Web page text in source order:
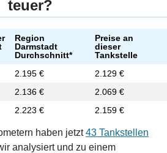
teuer?
Region
Darmstadt
Durchschnitt*
Preise an
dieser
Tankstelle
2.195 €
2.129 €
2.136 €
2.069 €
2.223 € 2.159 €
haben jetzt43 Tankstellen
analysiert und zu einem